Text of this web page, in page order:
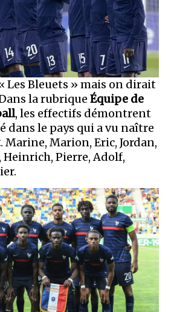
Les Bleuets » mais on dirait
la rubrique Équipe de
, les effectifs démontrent
dans le pays qui a vu naître
. Marine, Marion, Eric, Jordan,
Pierre, Adolf,